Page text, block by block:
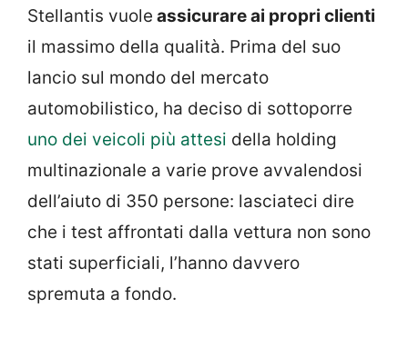
Stellantis vuole assicurare ai propri clienti
il massimo della qualità. Prima del suo
lancio sul mondo del mercato
automobilistico, ha deciso di sottoporre
uno dei veicoli più attesi della holding
multinazionale a varie prove avvalendosi
dell’aiuto di 350 persone: lasciateci dire
che i test affrontati dalla vettura non sono
stati superficiali, l’hanno davvero
spremuta a fondo.